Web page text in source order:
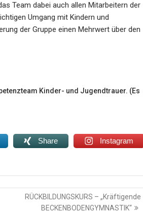
Team dabei auch allen Mitarbeitern der
Umgang mit Kindern und
der Gruppe einen Mehrwert über den
Kinder- und Jugendtrauer. (Es
Share Instagram
RÜCKBILDUNGSKURS – „Kräftigende
BECKENBODENGYMNASTIK“